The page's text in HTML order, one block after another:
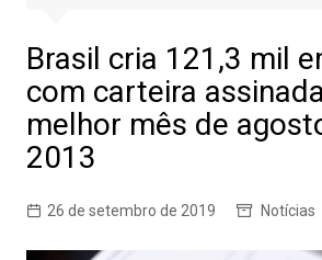
Brasil cria 121,3 mil
com carteira
melhor mês de
2013
26 de setembro de 2019 Notícias